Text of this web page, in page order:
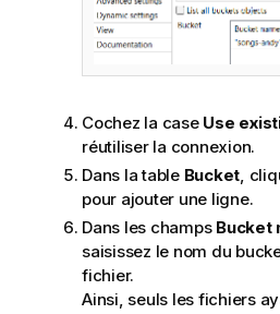
Cochez la case Use
réutiliser la connexion.
Dans la table Bucket ,
pour ajouter une ligne.
Dans les champs Bucket
saisissez le nom du
fichier.
Ainsi, seuls les fichiers